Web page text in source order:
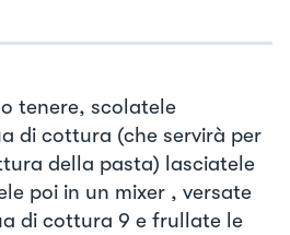
tenere, scolatele
di cottura (che servirà per
della pasta) lasciatele
poi in un mixer , versate
di cottura 9 e frullate le